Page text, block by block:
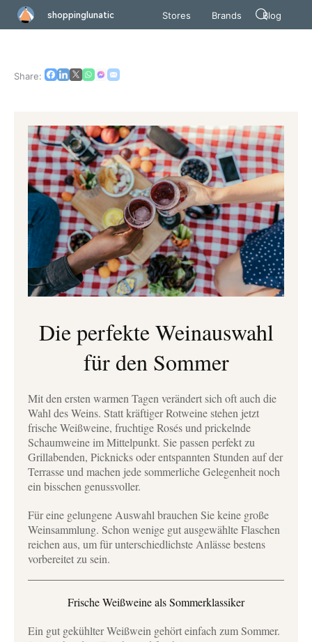
shoppinglunatic Stores Brands Blog
Share:
Die perfekte Weinauswahl
für den Sommer
Mit den ersten warmen Tagen verändert sich oft auch die
Wahl des Weins. Statt kräftiger Rotweine stehen jetzt
frische Weißweine, fruchtige Rosés und prickelnde
Schaumweine im Mittelpunkt. Sie passen perfekt zu
Grillabenden, Picknicks oder entspannten Stunden auf der
Terrasse und machen jede sommerliche Gelegenheit noch
ein bisschen genussvoller.
Für eine gelungene Auswahl brauchen Sie keine große
Weinsammlung. Schon wenige gut ausgewählte Flaschen
reichen aus, um für unterschiedlichste Anlässe bestens
vorbereitet zu sein.
Frische Weißweine als Sommerklassiker
Ein gut gekühlter Weißwein gehört einfach zum Sommer.